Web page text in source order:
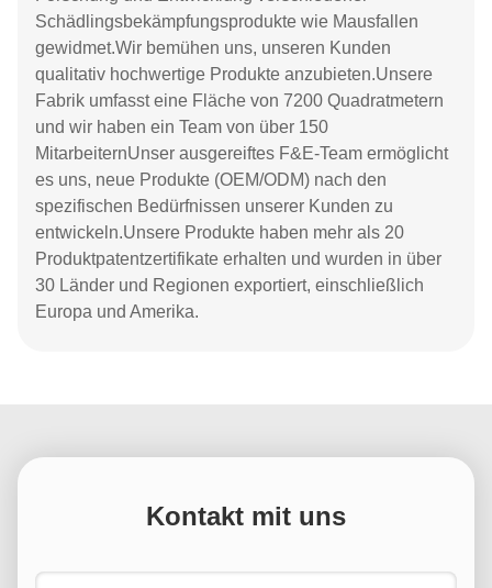
Schädlingsbekämpfungsprodukte wie Mausfallen
gewidmet.Wir bemühen uns, unseren Kunden
qualitativ hochwertige Produkte anzubieten.Unsere
Fabrik umfasst eine Fläche von 7200 Quadratmetern
und wir haben ein Team von über 150
MitarbeiternUnser ausgereiftes F&E-Team ermöglicht
es uns, neue Produkte (OEM/ODM) nach den
spezifischen Bedürfnissen unserer Kunden zu
entwickeln.Unsere Produkte haben mehr als 20
Produktpatentzertifikate erhalten und wurden in über
30 Länder und Regionen exportiert, einschließlich
Europa und Amerika.
Kontakt mit uns